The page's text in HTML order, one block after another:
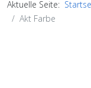
Aktuelle Seite:
Akt Farbe